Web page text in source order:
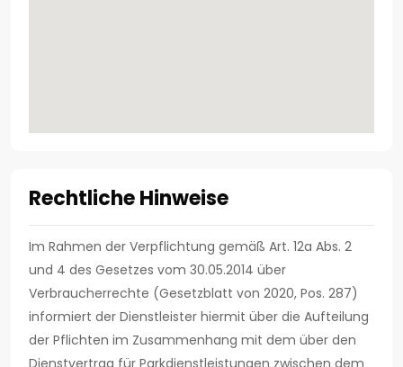
Rechtliche Hinweise
Im Rahmen der Verpflichtung gemäß Art. 12a Abs. 2
und 4 des Gesetzes vom 30.05.2014 über
Verbraucherrechte (Gesetzblatt von 2020, Pos. 287)
informiert der Dienstleister hiermit über die Aufteilung
der Pflichten im Zusammenhang mit dem über den